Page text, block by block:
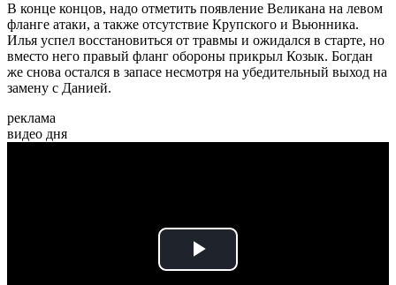
В конце концов, надо отметить появление Великана на левом
фланге атаки, а также отсутствие Крупского и Вьюнника.
Илья успел восстановиться от травмы и ожидался в старте, но
вместо него правый фланг обороны прикрыл Козык. Богдан
же снова остался в запасе несмотря на убедительный выход на
замену с Данией.
реклама
видео дня
Play